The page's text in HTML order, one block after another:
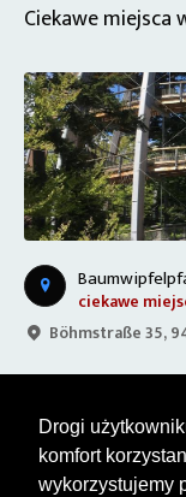
Drogi
komfort
wykorzystujemy
Ciekawe miejsca
ciekawe
Böhmstraße 35,
Warto zobaczyć
Bary
Targi Giełdy